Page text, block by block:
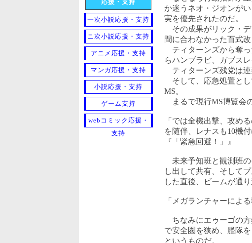
か迷うネオ・ジオンが
実を優先されたのだ。
その成果がリック・デ
間に合わなかった百式
ティターンズから奪っ
らハンブラビ、ガブス
ティターンズ残党は連
そして、応急処置とし
MS。
まるで現行MS博覧会
「では全機出撃、攻め
を随伴、レナスも10機
『「緊急回避！」』
未来予知班と観測班の
し出して共有、そして
した直後、ビームが通り
「メガランチャーによ
ちなみにエゥーゴの方
で安全圏を狭め、艦隊
というものだ。
応援・支持
一次小説応援・支持
ニ次小説応援・支持
アニメ応援・支持
マンガ応援・支持
小説応援・支持
ゲーム支持
webコミック応援・
支持